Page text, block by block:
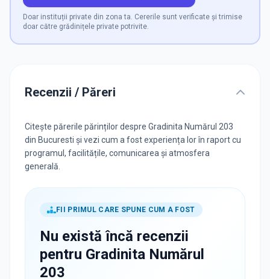
Doar instituții private din zona ta. Cererile sunt verificate și trimise
doar către grădinițele private potrivite.
Recenzii / Păreri
Citește părerile părinților despre Gradinita Numărul 203
din Bucuresti și vezi cum a fost experiența lor în raport cu
programul, facilitățile, comunicarea și atmosfera
generală.
FII PRIMUL CARE SPUNE CUM A FOST
Nu există încă recenzii
pentru Gradinita Numărul
203